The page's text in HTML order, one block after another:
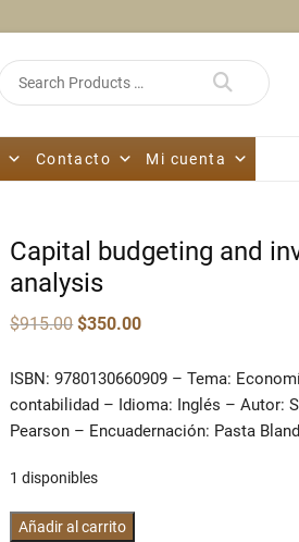
Search
Contacto Mi cuenta
Capital budgeting and
analysis
$915.00 Original
price
$915.00.
$350.00Current
$350.00.
ISBN: 9780130660909 – Tema:
contabilidad – Idioma: Inglés – Autor:
Pearson – Encuadernación: Pasta
1 disponibles
Capital
Añadir al carrito